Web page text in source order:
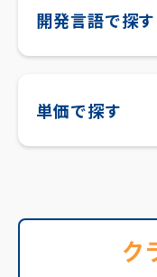
開発言語で探す
単価で探す